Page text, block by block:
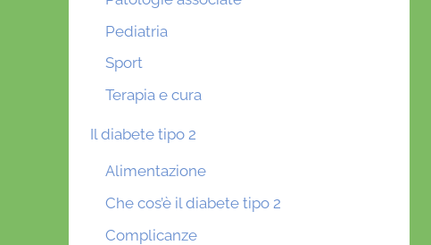
Pediatria
Sport
Terapia e cura
Il diabete tipo 2
Alimentazione
Che cos’è il diabete tipo 2
Complicanze